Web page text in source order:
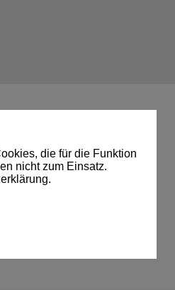
die für die Funktion
nicht zum Einsatz.
.